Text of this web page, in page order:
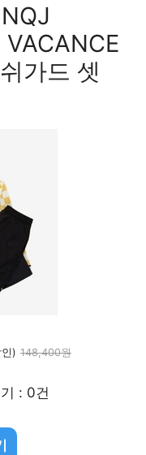
가드 셋
) 148,400원
: 0건